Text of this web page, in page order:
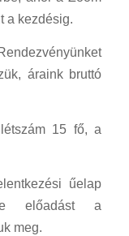
a kezdésig.
áraink bruttó
15 fő, a
űelap
előadást a
meg.